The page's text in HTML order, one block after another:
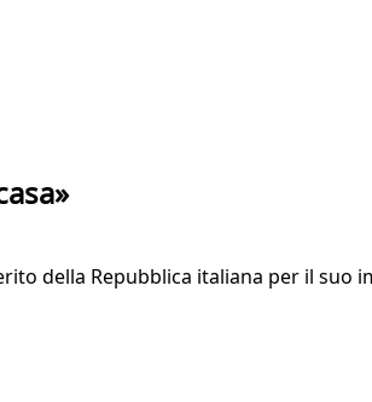
della Repubblica italiana per il suo